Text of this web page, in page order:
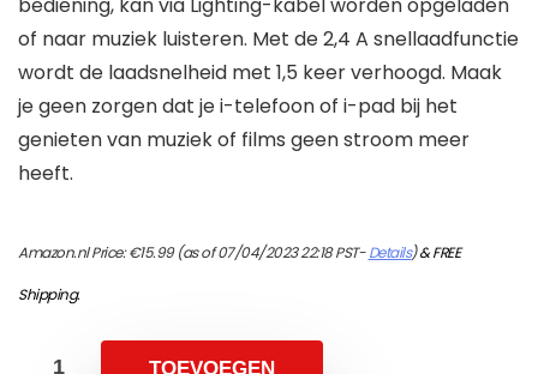
bediening, kan via Lighting-kabel worden opgeladen
of naar muziek luisteren. Met de 2,4 A snellaadfunctie
wordt de laadsnelheid met 1,5 keer verhoogd. Maak
je geen zorgen dat je i-telefoon of i-pad bij het
genieten van muziek of films geen stroom meer
heeft.
Amazon.nl Price:€15.99(as of 07/04/2023 22:18 PST-Details)&FREE
Shipping.
TOEVOEGEN